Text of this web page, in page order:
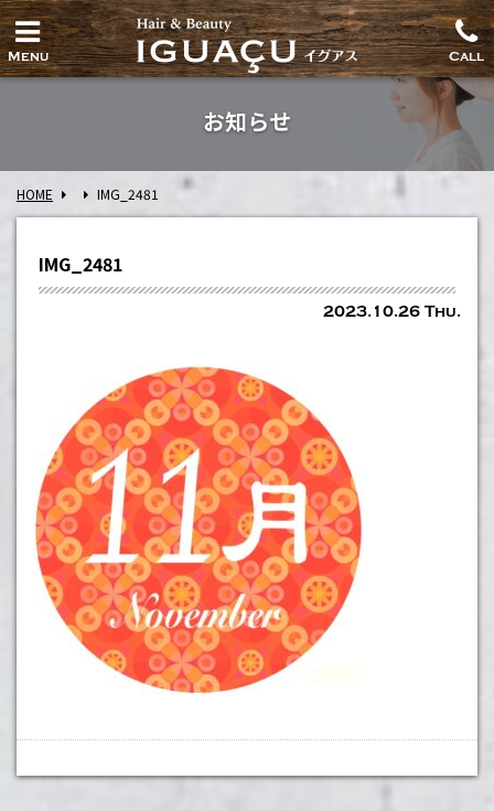
Menu Call
お知らせ
HOME IMG_2481
IMG_2481
2023.10.26 Thu.